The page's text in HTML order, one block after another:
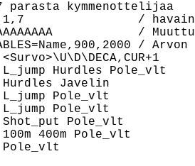
parasta kymmenottelijaa
/
/
/
L_jump Hurdles Pole_vlt
Hurdles Javelin
Pole_vlt
Pole_vlt
Pole_vlt
400m Pole_vlt